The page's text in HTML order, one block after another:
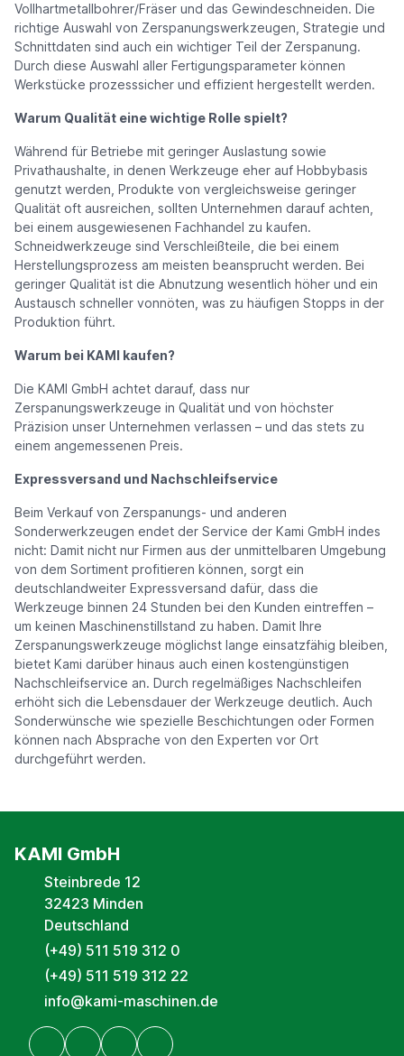
Vollhartmetallbohrer/Fräser und das Gewindeschneiden. Die
richtige Auswahl von Zerspanungswerkzeugen, Strategie und
Schnittdaten sind auch ein wichtiger Teil der Zerspanung.
Durch diese Auswahl aller Fertigungsparameter können
Werkstücke prozesssicher und effizient hergestellt werden.
Warum Qualität eine wichtige Rolle spielt?
Während für Betriebe mit geringer Auslastung sowie
Privathaushalte, in denen Werkzeuge eher auf Hobbybasis
genutzt werden, Produkte von vergleichsweise geringer
Qualität oft ausreichen, sollten Unternehmen darauf achten,
bei einem ausgewiesenen Fachhandel zu kaufen.
Schneidwerkzeuge sind Verschleißteile, die bei einem
Herstellungsprozess am meisten beansprucht werden. Bei
geringer Qualität ist die Abnutzung wesentlich höher und ein
Austausch schneller vonnöten, was zu häufigen Stopps in der
Produktion führt.
Warum bei KAMI kaufen?
Die KAMI GmbH achtet darauf, dass nur
Zerspanungswerkzeuge in Qualität und von höchster
Präzision unser Unternehmen verlassen – und das stets zu
einem angemessenen Preis.
Expressversand und Nachschleifservice
Beim Verkauf von Zerspanungs- und anderen
Sonderwerkzeugen endet der Service der Kami GmbH indes
nicht: Damit nicht nur Firmen aus der unmittelbaren Umgebung
von dem Sortiment profitieren können, sorgt ein
deutschlandweiter Expressversand dafür, dass die
Werkzeuge binnen 24 Stunden bei den Kunden eintreffen –
um keinen Maschinenstillstand zu haben. Damit Ihre
Zerspanungswerkzeuge möglichst lange einsatzfähig bleiben,
bietet Kami darüber hinaus auch einen kostengünstigen
Nachschleifservice an. Durch regelmäßiges Nachschleifen
erhöht sich die Lebensdauer der Werkzeuge deutlich. Auch
Sonderwünsche wie spezielle Beschichtungen oder Formen
können nach Absprache von den Experten vor Ort
durchgeführt werden.
KAMI GmbH
Steinbrede 12
32423 Minden
Deutschland
(+49) 511 519 312 0
(+49) 511 519 312 22
info@kami-maschinen.de